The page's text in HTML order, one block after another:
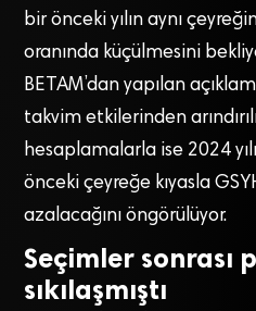
bir önceki yılın aynı
oranında küçülmesini
BETAM’dan yapılan
takvim etkilerinden
hesaplamalarla ise 2024
önceki çeyreğe kıyasla
azalacağını öngörülüyor.
Seçimler sonrası
sıkılaşmıştı